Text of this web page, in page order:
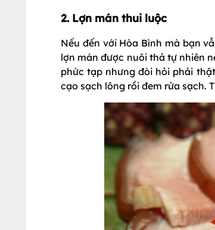
2. Lợn mán thui luộc
Nếu đến với Hòa Bình mà bạn
lợn mán được nuôi thả tự nhiên
phức tạp nhưng đòi hỏi phải
cạo sạch lông rồi đem rửa sạch.